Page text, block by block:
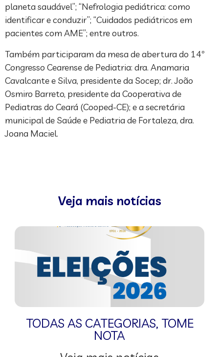
planeta saudável”; “Nefrologia pediátrica: como
identificar e conduzir”; “Cuidados pediátricos em
pacientes com AME”; entre outros.
Também participaram da mesa de abertura do 14º
Congresso Cearense de Pediatria: dra. Anamaria
Cavalcante e Silva, presidente da Socep; dr. João
Osmiro Barreto, presidente da Cooperativa de
Pediatras do Ceará (Cooped-CE); e a secretária
municipal de Saúde e Pediatria de Fortaleza, dra.
Joana Maciel.
Veja mais notícias
TODAS AS CATEGORIAS, TOME
NOTA